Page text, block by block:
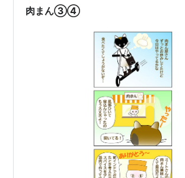
マの手は魔法の手♪ 描きなぐりおいらとあ
肉まん③④